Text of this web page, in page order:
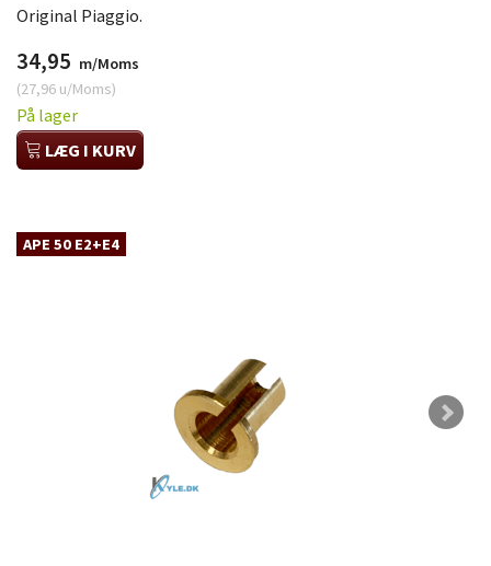
Original Piaggio.
34,95 m/Moms
(27,96 u/Moms)
På lager
LÆG I KURV
APE 50 E2+E4